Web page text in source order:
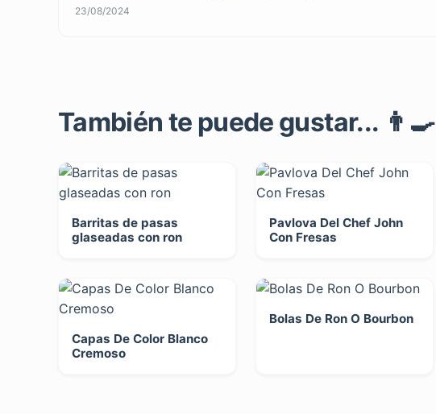
23/08/2024
También te puede gustar... 👨‍🍳
Barritas de pasas
glaseadas con ron
Pavlova Del Chef John
Con Fresas
Capas De Color Blanco
Cremoso
Bolas De Ron O Bourbon